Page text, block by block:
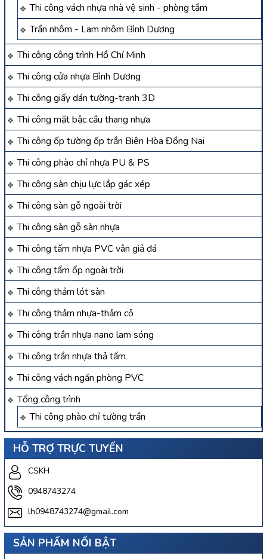
Thi công vách nhựa nhà vệ sinh - phòng tắm
Trần nhôm - Lam nhôm Bình Dương
Thi công công trình Hồ Chí Minh
Thi công cửa nhựa Bình Dương
Thi công giấy dán tường-tranh 3D
Thi công mặt bậc cầu thang nhựa
Thi công ốp tường ốp trần Biên Hòa Đồng Nai
Thi công phào chỉ nhựa PU & PS
Thi công sàn chịu lực lắp gác xép
Thi công sàn gỗ ngoài trời
Thi công sàn gỗ sàn nhựa
Thi công tấm nhựa PVC vân giả đá
Thi công tấm ốp ngoài trời
Thi công thảm lót sàn
Thi công thảm nhựa-thảm cỏ
Thi công trần nhựa nano lam sóng
Thi công trần nhựa thả tấm
Thi công vách ngăn phòng PVC
Tổng công trình
Thi công phào chỉ tường trần
HỖ TRỢ TRỰC TUYẾN
CSKH
0948743274
lh0948743274@gmail.com
SẢN PHẨM NỔI BẬT